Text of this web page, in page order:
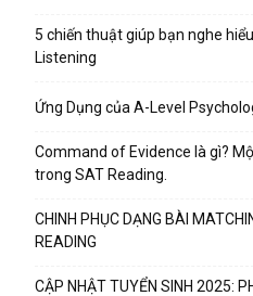
5 chiến thuật giúp bạn nghe
Listening
Ứng Dụng của A-Level
Command of Evidence là gì?
trong SAT Reading.
CHINH PHỤC DẠNG BÀI
READING
CẬP NHẬT TUYỂN SINH 2025: